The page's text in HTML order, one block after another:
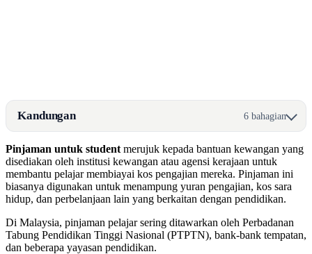
Kandungan 6 bahagian
Pinjaman untuk student merujuk kepada bantuan kewangan yang
disediakan oleh institusi kewangan atau agensi kerajaan untuk
membantu pelajar membiayai kos pengajian mereka. Pinjaman ini
biasanya digunakan untuk menampung yuran pengajian, kos sara
hidup, dan perbelanjaan lain yang berkaitan dengan pendidikan.
Di Malaysia, pinjaman pelajar sering ditawarkan oleh Perbadanan
Tabung Pendidikan Tinggi Nasional (PTPTN), bank-bank tempatan,
dan beberapa yayasan pendidikan.